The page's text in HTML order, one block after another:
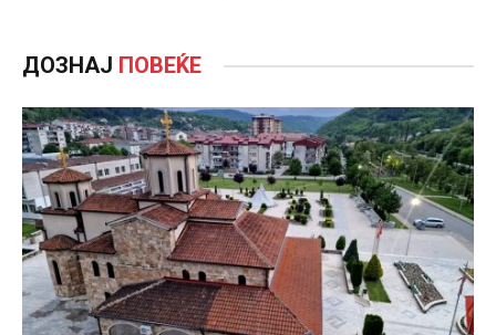
ДОЗНАЈ ПОВЕЌЕ